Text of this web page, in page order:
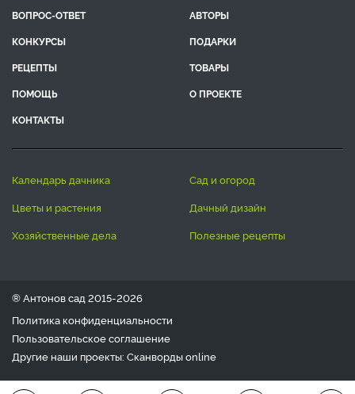
ВОПРОС-ОТВЕТ
АВТОРЫ
КОНКУРСЫ
ПОДАРКИ
РЕЦЕПТЫ
ТОВАРЫ
ПОМОЩЬ
О ПРОЕКТЕ
КОНТАКТЫ
календарь дачника
сад и огород
цветы и растения
дачный дизайн
хозяйственные дела
полезные рецепты
® Антонов сад 2015-2026
Политика конфиденциальности
Пользовательское соглашение
Другие наши проекты: Сканвордыonline
Любое использование материала допускается только с